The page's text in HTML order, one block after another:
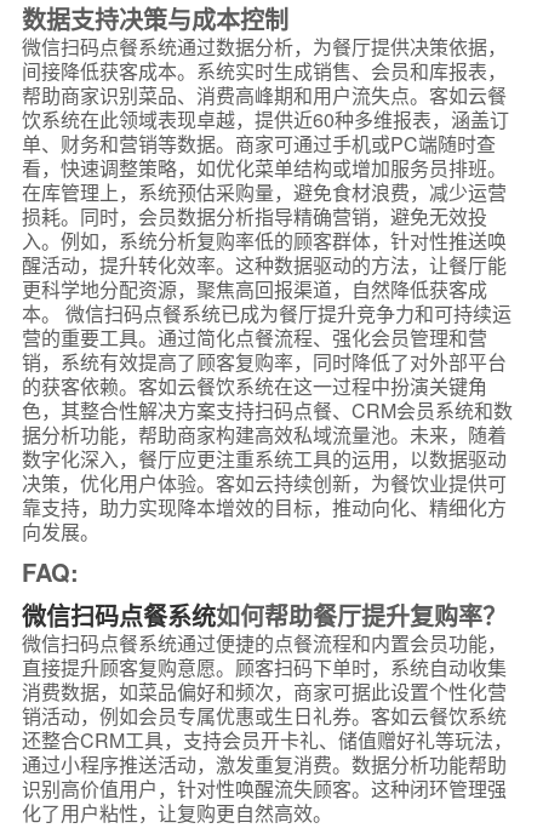
数据支持决策与成本控制
微信扫码点餐系统通过数据分析，为餐厅提供决策依据，
间接降低获客成本。系统实时生成销售、会员和库报表，
帮助商家识别菜品、消费高峰期和用户流失点。客如云餐
饮系统在此领域表现卓越，提供近60种多维报表，涵盖订
单、财务和营销等数据。商家可通过手机或PC端随时查
看，快速调整策略，如优化菜单结构或增加服务员排班。
在库管理上，系统预估采购量，避免食材浪费，减少运营
损耗。同时，会员数据分析指导精确营销，避免无效投
入。例如，系统分析复购率低的顾客群体，针对性推送唤
醒活动，提升转化效率。这种数据驱动的方法，让餐厅能
更科学地分配资源，聚焦高回报渠道，自然降低获客成
本。 微信扫码点餐系统已成为餐厅提升竞争力和可持续运
营的重要工具。通过简化点餐流程、强化会员管理和营
销，系统有效提高了顾客复购率，同时降低了对外部平台
的获客依赖。客如云餐饮系统在这一过程中扮演关键角
色，其整合性解决方案支持扫码点餐、CRM会员系统和数
据分析功能，帮助商家构建高效私域流量池。未来，随着
数字化深入，餐厅应更注重系统工具的运用，以数据驱动
决策，优化用户体验。客如云持续创新，为餐饮业提供可
靠支持，助力实现降本增效的目标，推动向化、精细化方
向发展。
FAQ:
微信扫码点餐系统如何帮助餐厅提升复购率？
微信扫码点餐系统通过便捷的点餐流程和内置会员功能，
直接提升顾客复购意愿。顾客扫码下单时，系统自动收集
消费数据，如菜品偏好和频次，商家可据此设置个性化营
销活动，例如会员专属优惠或生日礼券。客如云餐饮系统
还整合CRM工具，支持会员开卡礼、储值赠好礼等玩法，
通过小程序推送活动，激发重复消费。数据分析功能帮助
识别高价值用户，针对性唤醒流失顾客。这种闭环管理强
化了用户粘性，让复购更自然高效。